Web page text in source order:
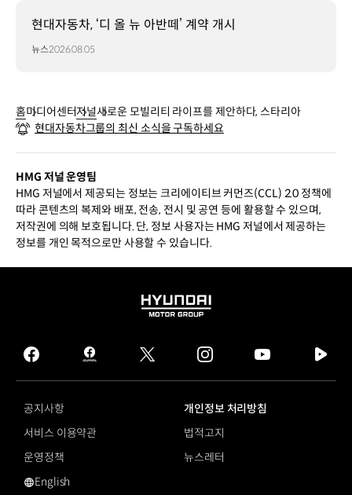
현대자동차, ‘디 올 뉴 아반떼’ 계약 개시
뉴스2026.08.05
홈미디어센터저널새로운 모빌리티 라이프를 제안하다, 스타리아
현대자동차그룹의 최신 소식을 구독하세요
HMG 저널 운영팀
HMG 저널에서 제공되는 정보는 크리에이티브 커먼즈(CCL) 2.0 정책에
따라 콘텐츠의 복제와 배포, 전송, 전시 및 공연 등에 활용할 수 있으며,
저작권에 의해 보호됩니다. 단, 정보 사용자는 HMG 저널에서 제공하는
정보를 개인 목적으로만 사용할 수 있습니다.
HYUNDAI
GROUP
facebook
hmg
journal
twitter instagram
tv
공지사항
개인정보 처리방침
서비스 이용약관
법적고지
운영정책
뉴스레터
영문 사이트로 이동
English